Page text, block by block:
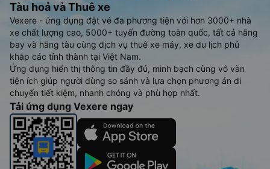
Tàu hoả và Thuê xe
Vexere - ứng dụng đặt vé đa phương tiện với hơn 3000+ nhà
xe chất lượng cao, 5000+ tuyến đường toàn quốc, tất cả hãng
bay và hãng tàu cùng dịch vụ thuê xe máy, xe du lịch phủ
khắp các tỉnh thành tại Việt Nam.
Ứng dụng hiển thị thông tin đầy đủ, minh bạch cùng vô vàn
tiện ích giúp người dùng so sánh và lựa chọn phương án di
chuyển tiết kiệm, nhanh chóng và phù hợp nhất.
Tải ứng dụng Vexere ngay